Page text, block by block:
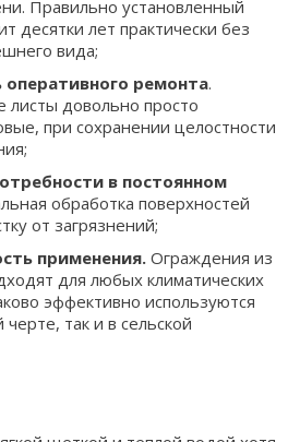
Правильно установленный
десятки лет практически без
вида;
ремонта.
довольно просто
при сохранении целостности
в постоянном
обработка поверхностей
от загрязнений;
применения. Ограждения из
для любых климатических
эффективно используются
черте, так и в сельской